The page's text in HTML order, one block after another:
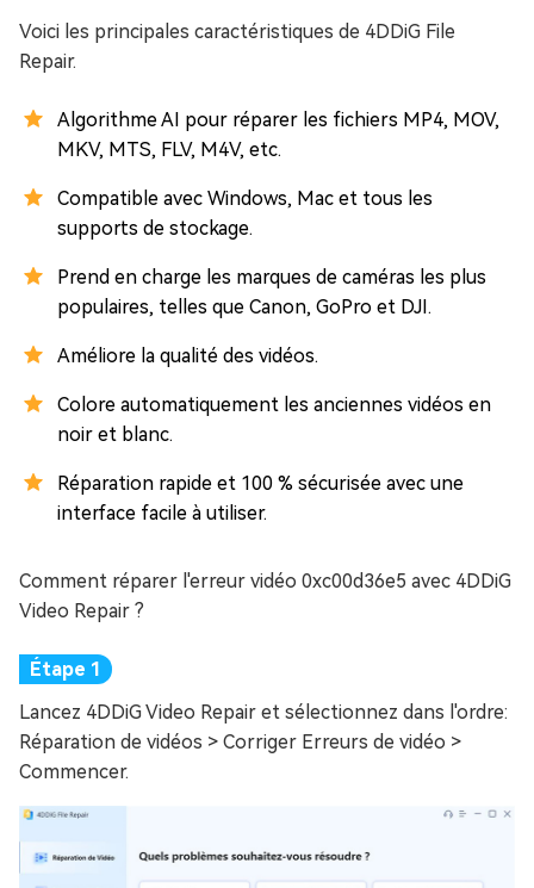
Voici les principales caractéristiques de 4DDiG File
Repair.
Algorithme AI pour réparer les fichiers MP4, MOV,
MKV, MTS, FLV, M4V, etc.
Compatible avec Windows, Mac et tous les
supports de stockage.
Prend en charge les marques de caméras les plus
populaires, telles que Canon, GoPro et DJI.
Améliore la qualité des vidéos.
Colore automatiquement les anciennes vidéos en
noir et blanc.
Réparation rapide et 100 % sécurisée avec une
interface facile à utiliser.
Comment réparer l'erreur vidéo 0xc00d36e5 avec 4DDiG
Video Repair ?
Lancez 4DDiG Video Repair et sélectionnez dans l'ordre:
Réparation de vidéos > Corriger Erreurs de vidéo >
Commencer.